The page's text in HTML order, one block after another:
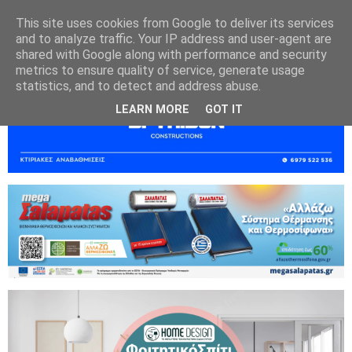
This site uses cookies from Google to deliver its services
and to analyze traffic. Your IP address and user-agent are
shared with Google along with performance and security
metrics to ensure quality of service, generate usage
statistics, and to detect and address abuse.
LEARN MORE GOT IT